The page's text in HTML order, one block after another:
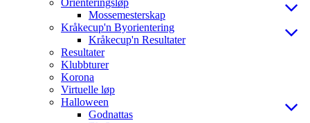
Orienteringsløp
Mossemesterskap
Kråkecup'n Byorientering
Kråkecup'n Resultater
Resultater
Klubbturer
Korona
Virtuelle løp
Halloween
Godnattas